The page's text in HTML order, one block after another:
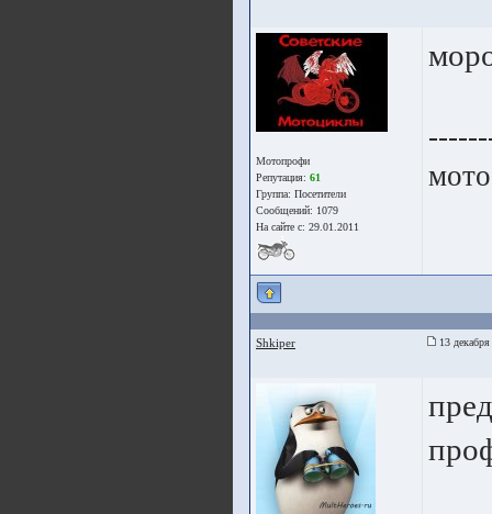
Мотопрофи
Репутация: 61
Группа: Посетители
Сообщений: 1079
На сайте с: 29.01.2011
Shkiper 13